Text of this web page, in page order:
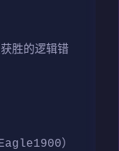
胜的逻辑错
）